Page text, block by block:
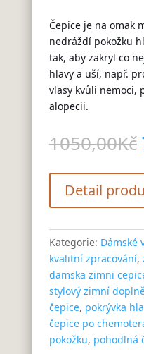
Čepice je na omak
nedráždí pokožku
tak, aby zakryl co
hlavy a uší, např.
vlasy kvůli nemoci,
alopecii.
1050,00Kč
Detail
Kategorie: Dámské
kvalitní zpracování,
damska zimni
stylový zimní
čepice, pokrývka
čepice po
pokožku, pohodlná